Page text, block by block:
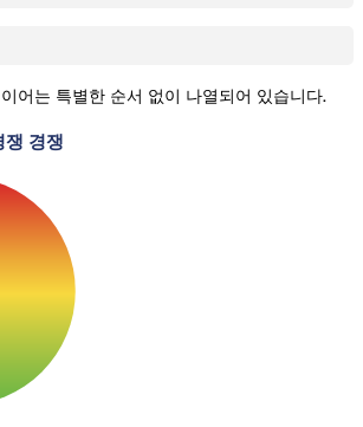
어는 특별한 순서 없이 나열되어 있습니다.
쟁 경쟁